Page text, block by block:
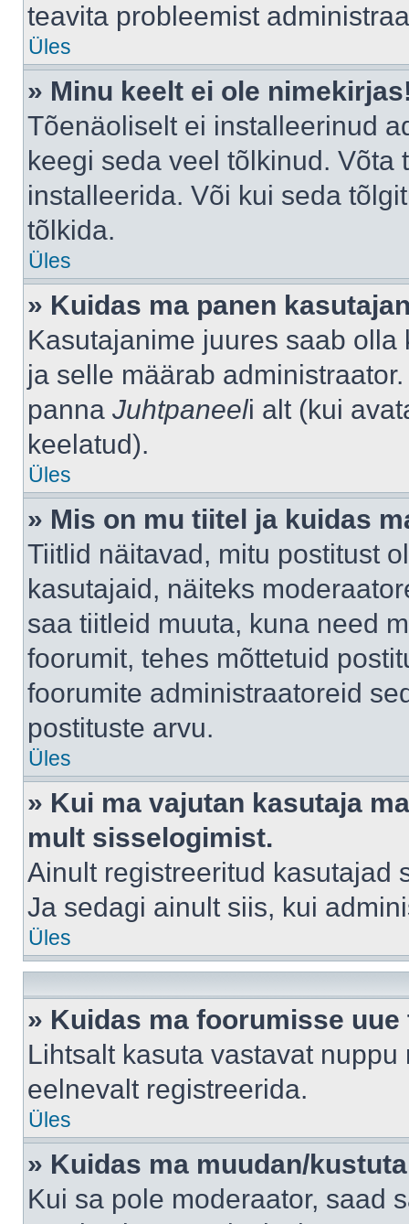
teavita probleemist
Üles
» Minu keelt ei ole
Tõenäoliselt ei installeerinud
keegi seda veel tõlkinud.
installeerida. Või kui seda
tõlkida.
Üles
» Kuidas ma panen
Kasutajanime juures saab
ja selle määrab
panna Juhtpaneeli alt (kui
keelatud).
Üles
» Mis on mu tiitel ja kuidas
Tiitlid näitavad, mitu postitust
kasutajaid, näiteks
saa tiitleid muuta, kuna need
foorumit, tehes mõttetuid
foorumite administraatoreid
postituste arvu.
Üles
» Kui ma vajutan kasutaja
mult sisselogimist.
Ainult registreeritud kasutajad
Ja sedagi ainult siis, kui
Üles
» Kuidas ma foorumisse uue
Lihtsalt kasuta vastavat
eelnevalt registreerida.
Üles
» Kuidas ma muudan/
Kui sa pole moderaator, saad